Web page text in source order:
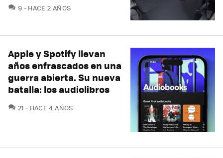
9 COMENTARIOS
HACE 2 AÑOS
Apple y Spotify llevan
años enfrascados en una
guerra abierta. Su nueva
batalla: los audiolibros
21 COMENTARIOS
HACE 4 AÑOS